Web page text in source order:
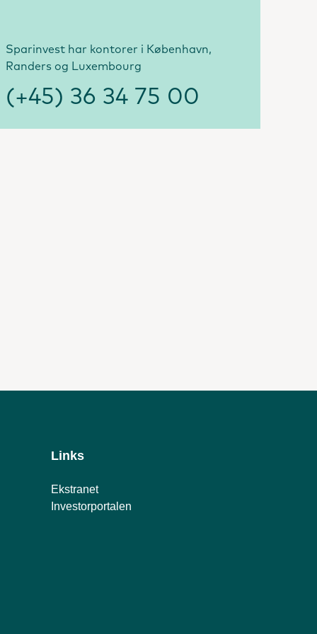
Sparinvest har kontorer i København,
Randers og Luxembourg
(+45) 36 34 75 00
Links
Ekstranet
Investorportalen